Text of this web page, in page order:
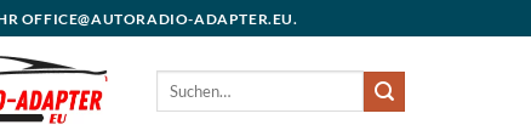
OFFICE@AUTORADIO-ADAPTER.EU.
Suchen